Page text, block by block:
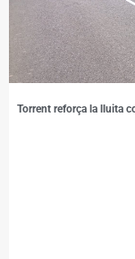
Torrent reforça la lluita